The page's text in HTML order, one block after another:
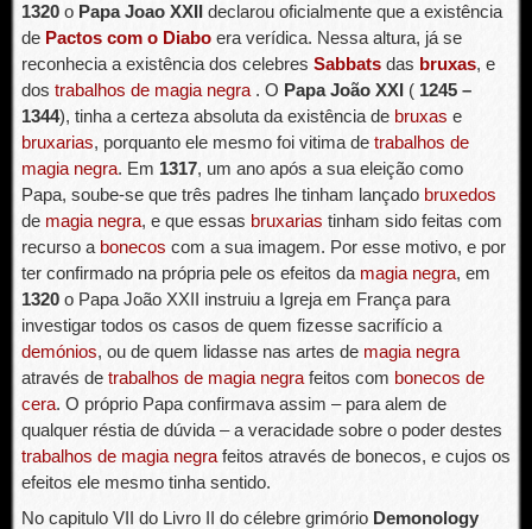
1320o Papa Joao XXIIdeclarou oficialmente que a existência
de Pactos com o Diaboera verídica. Nessa altura, já se
reconhecia a existência dos celebres Sabbatsdas bruxas, e
dos trabalhos de magia negra. O Papa João XXI( 1245 –
1344), tinha a certeza absoluta da existência debruxas e
bruxarias, porquanto ele mesmo foi vitima de trabalhos de
magia negra. Em 1317, um ano após a sua eleição como
Papa, soube-se que três padres lhe tinham lançado bruxedos
de magia negra, e que essas bruxarias tinham sido feitas com
recurso a bonecos com a sua imagem. Por esse motivo, e por
ter confirmado na própria pele os efeitos da magia negra, em
1320o Papa João XXII instruiu a Igreja em França para
investigar todos os casos de quem fizesse sacrifício a
demónios, ou de quem lidasse nas artes de magia negra
através de trabalhos de magia negrafeitos com bonecos de
cera. O próprio Papa confirmava assim – para alem de
qualquer réstia de dúvida – a veracidade sobre o poder destes
trabalhos de magia negrafeitos através de bonecos, e cujos os
efeitos ele mesmo tinha sentido.
No capitulo VII do Livro II do célebre grimório Demonology